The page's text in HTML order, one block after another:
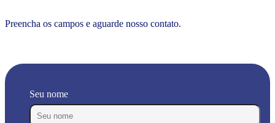
Preencha os campos e aguarde nosso contato.
Seu nome